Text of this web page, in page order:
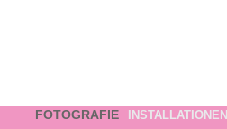
FOTOGRAFIE INSTALLATIONEN